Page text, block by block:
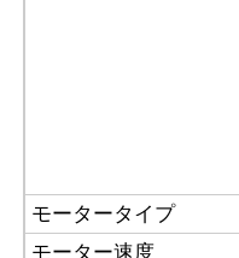
エネルギー貯蔵防音壁
モータータイプ
モーター速度